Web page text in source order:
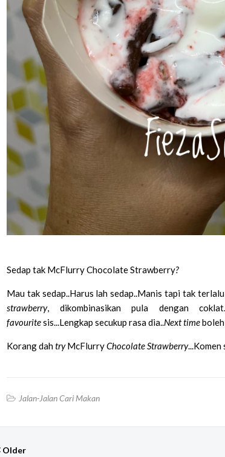
Sedap tak McFlurry Chocolate Strawberry?
Mau tak sedap..Harus lah sedap..Manis tapi tak
strawberry, dikombinasikan pula dengan
favouritesis...Lengkap secukup rasa dia..Next timeboleh
Korang dahtryMcFlurryChocolate Strawberry...Komen
Jalan-Jalan Cari Makan
Older